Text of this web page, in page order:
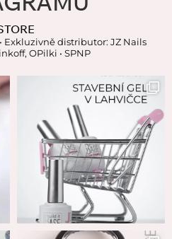
• Exkluzivně distributor: JZ Nails
OPilki • SPNP